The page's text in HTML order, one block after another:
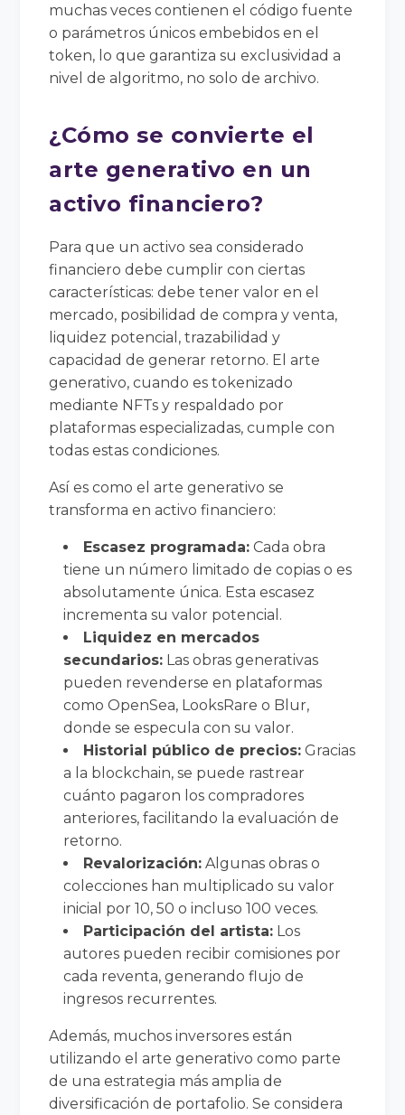
muchas veces contienen el código fuente
o parámetros únicos embebidos en el
token, lo que garantiza su exclusividad a
nivel de algoritmo, no solo de archivo.
¿Cómo se convierte el
arte generativo en un
activo financiero?
Para que un activo sea considerado
financiero debe cumplir con ciertas
características: debe tener valor en el
mercado, posibilidad de compra y venta,
liquidez potencial, trazabilidad y
capacidad de generar retorno. El arte
generativo, cuando es tokenizado
mediante NFTs y respaldado por
plataformas especializadas, cumple con
todas estas condiciones.
Así es como el arte generativo se
transforma en activo financiero:
Escasez programada: Cada obra
tiene un número limitado de copias o es
absolutamente única. Esta escasez
incrementa su valor potencial.
Liquidez en mercados
secundarios: Las obras generativas
pueden revenderse en plataformas
como OpenSea, LooksRare o Blur,
donde se especula con su valor.
Historial público de precios: Gracias
a la blockchain, se puede rastrear
cuánto pagaron los compradores
anteriores, facilitando la evaluación de
retorno.
Revalorización: Algunas obras o
colecciones han multiplicado su valor
inicial por 10, 50 o incluso 100 veces.
Participación del artista: Los
autores pueden recibir comisiones por
cada reventa, generando flujo de
ingresos recurrentes.
Además, muchos inversores están
utilizando el arte generativo como parte
de una estrategia más amplia de
diversificación de portafolio. Se considera